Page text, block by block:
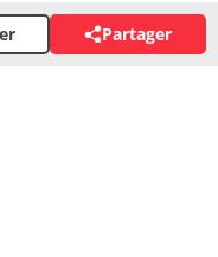
qui feront
cadeau gourmand.
Partager